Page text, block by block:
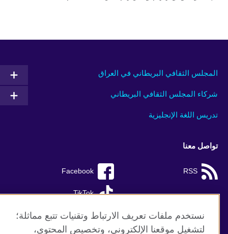
المجلس الثقافي البريطاني في العراق
شركاء المجلس الثقافي البريطاني
تدريس اللغة الإنجليزية
تواصل معنا
Facebook RSS
TikTok
نستخدم ملفات تعريف الارتباط وتقنيات تتبع مماثلة؛
لتشغيل موقعنا الإلكتروني، وتخصيص المحتوى،